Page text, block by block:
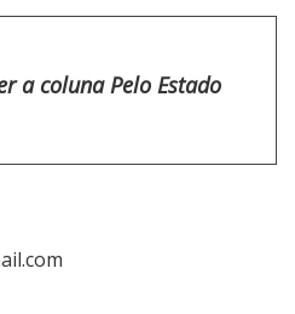
a coluna Pelo Estado